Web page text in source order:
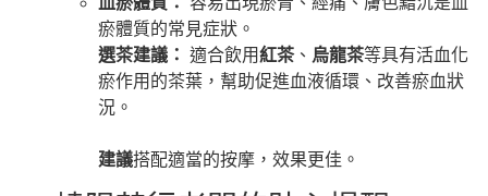
瘀體質的常見症狀。
選茶建議： 適合飲用紅茶、 烏龍茶等具有活血化
瘀作用的茶葉，幫助促進血液循環、改善瘀血狀
況。
建議搭配適當的按摩，效果更佳。